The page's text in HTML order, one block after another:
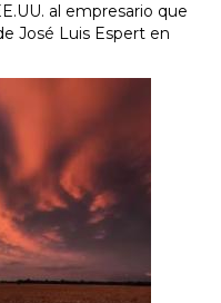
al empresario que
José Luis Espert en